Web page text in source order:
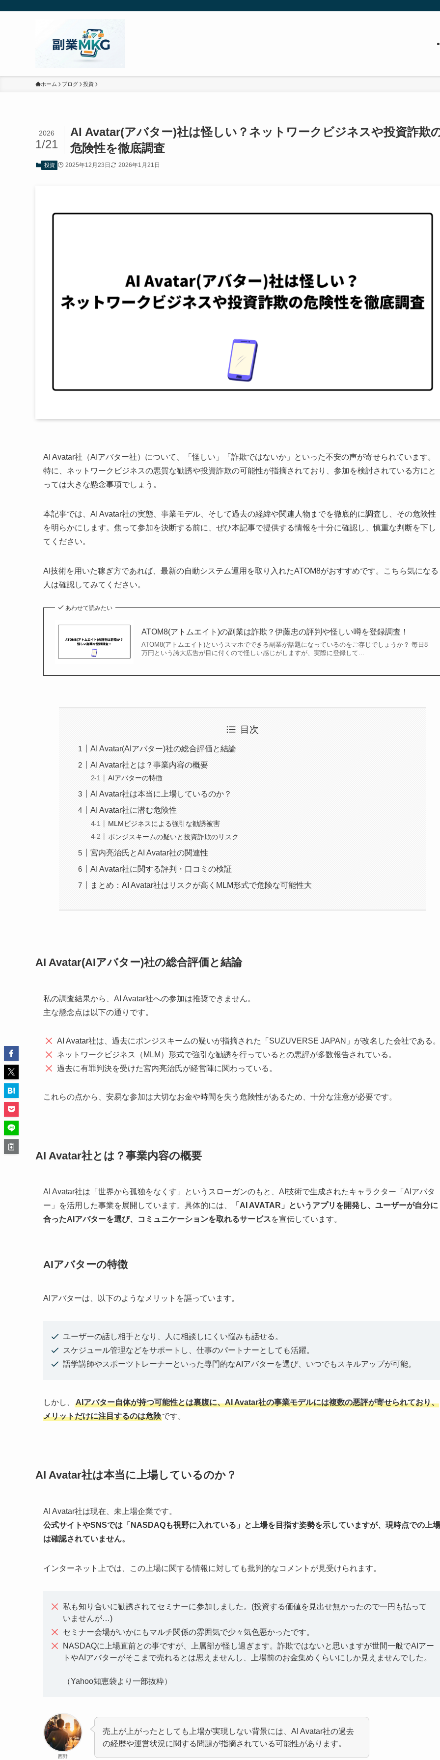
ホーム ブログ 投資
AI Avatar(アバター)社は怪しい？ネットワークビジネスや投資詐欺
危険性を徹底調査
2026
1/21
投資 2025年12月23日 2026年1月21日
AI Avatar社（AIアバター社）について、「怪しい」「詐欺ではないか」といった不安の声が寄せられています。
特に、ネットワークビジネスの悪質な勧誘や投資詐欺の可能性が指摘されており、参加を検討されている方にと
っては大きな懸念事項でしょう。
本記事では、AI Avatar社の実態、事業モデル、そして過去の経緯や関連人物までを徹底的に調査し、その危険性
を明らかにします。焦って参加を決断する前に、ぜひ本記事で提供する情報を十分に確認し、慎重な判断を下し
てください。
AI技術を用いた稼ぎ方であれば、最新の自動システム運用を取り入れたATOM8がおすすめです。こちら気になる
人は確認してみてください。
あわせて読みたい
ATOM8(アトムエイト)の副業は詐欺？伊藤忠の評判や怪しい噂を登録調査！
ATOM8(アトムエイト)というスマホでできる副業が話題になっているのをご存じでしょうか？ 毎日8
万円という誇大広告が目に付くので怪しい感じがしますが、実際に登録して...
目次
AI Avatar(AIアバター)社の総合評価と結論
AI Avatar社とは？事業内容の概要
AIアバターの特徴
AI Avatar社は本当に上場しているのか？
AI Avatar社に潜む危険性
MLMビジネスによる強引な勧誘被害
ポンジスキームの疑いと投資詐欺のリスク
宮内亮治氏とAI Avatar社の関連性
AI Avatar社に関する評判・口コミの検証
まとめ：AI Avatar社はリスクが高くMLM形式で危険な可能性大
AI Avatar(AIアバター)社の総合評価と結論
私の調査結果から、AI Avatar社への参加は推奨できません。
主な懸念点は以下の通りです。
AI Avatar社は、過去にポンジスキームの疑いが指摘された「SUZUVERSE JAPAN」が改名した会社である。
ネットワークビジネス（MLM）形式で強引な勧誘を行っているとの悪評が多数報告されている。
過去に有罪判決を受けた宮内亮治氏が経営陣に関わっている。
これらの点から、安易な参加は大切なお金や時間を失う危険性があるため、十分な注意が必要です。
AI Avatar社とは？事業内容の概要
AI Avatar社は「世界から孤独をなくす」というスローガンのもと、AI技術で生成されたキャラクター「AIアバタ
ー」を活用した事業を展開しています。具体的には、
「AI AVATAR」というアプリを開発し、ユーザーが自分に
合ったAIアバターを選び、コミュニケーションを取れるサービスを宣伝しています。
AIアバターの特徴
AIアバターは、以下のようなメリットを謳っています。
ユーザーの話し相手となり、人に相談しにくい悩みも話せる。
スケジュール管理などをサポートし、仕事のパートナーとしても活躍。
語学講師やスポーツトレーナーといった専門的なAIアバターを選び、いつでもスキルアップが可能。
しかし、
AIアバター自体が持つ可能性とは裏腹に、AI Avatar社の事業モデルには複数の悪評が寄せられており、
メリットだけに注目するのは危険です。
AI Avatar社は本当に上場しているのか？
AI Avatar社は現在、未上場企業です。
公式サイトやSNSでは「NASDAQも視野に入れている」と上場を目指す姿勢を示していますが、現時点での上場
は確認されていません。
インターネット上では、この上場に関する情報に対しても批判的なコメントが見受けられます。
私も知り合いに勧誘されてセミナーに参加しました。(投資する価値を見出せ無かったので一円も払って
いませんが…)
セミナー会場がいかにもマルチ関係の雰囲気で少々気色悪かったです。
NASDAQに上場直前との事ですが、上層部が怪し過ぎます。詐欺ではないと思いますが世間一般でAIアー
トやAIアバターがそこまで売れるとは思えませんし、上場前のお金集めくらいにしか見えませんでした。
（Yahoo知恵袋より一部抜粋）
西野
売上が上がったとしても上場が実現しない背景には、AI Avatar社の過去
の経歴や運営状況に関する問題が指摘されている可能性があります。